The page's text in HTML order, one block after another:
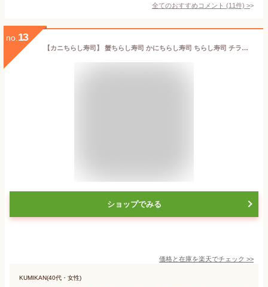
全てのおすすめコメント (11件) >
no. 13
【カニちらし寿司】 蟹ちらし寿司 かにちらし寿司 ちらし寿司 チラシ寿司 蟹 カニ かに カニ味噌 蟹味噌 かに味噌 冬季限定解除 冬の味覚 冬の代名詞 焼きガニ 湯がきガニ 炙りガニ 日本海 日本海産 境港 境港産 カニちらし寿司レシピ 贅沢カニ三昧
ショップでみる
価格と在庫を楽天でチェック >>
KUMIKAN(40代・女性)